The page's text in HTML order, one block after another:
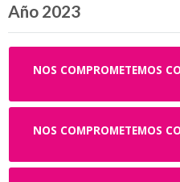
Año 2023
NOS COMPROMETEMOS
NOS COMPROMETEMOS